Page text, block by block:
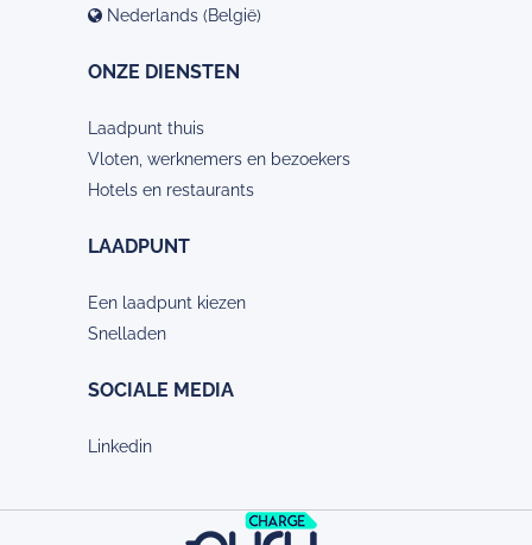
Nederlands (België)
ONZE DIENSTEN
Laadpunt thuis
Vloten, werknemers en bezoekers
Hotels en restaurants
LAADPUNT
Een laadpunt kiezen
Snelladen
SOCIALE MEDIA
Linkedin